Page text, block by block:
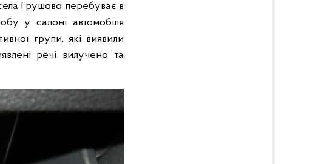
Грушово перебуває в
у салоні автомобіля
групи, які виявили
речі вилучено та